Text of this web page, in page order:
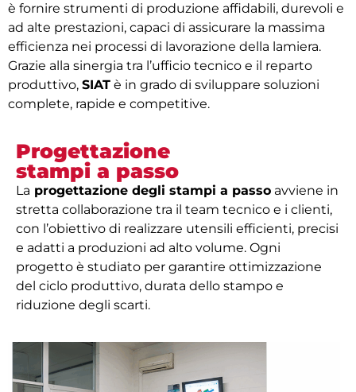
è fornire strumenti di produzione affidabili, durevoli e
ad alte prestazioni, capaci di assicurare la massima
efficienza nei processi di lavorazione della lamiera.
Grazie alla sinergia tra l’ufficio tecnico e il reparto
produttivo, SIAT è in grado di sviluppare soluzioni
complete, rapide e competitive.
Progettazione
stampi a passo
La progettazione degli stampi a passo avviene in
stretta collaborazione tra il team tecnico e i clienti,
con l’obiettivo di realizzare utensili efficienti, precisi
e adatti a produzioni ad alto volume. Ogni
progetto è studiato per garantire ottimizzazione
del ciclo produttivo, durata dello stampo e
riduzione degli scarti.